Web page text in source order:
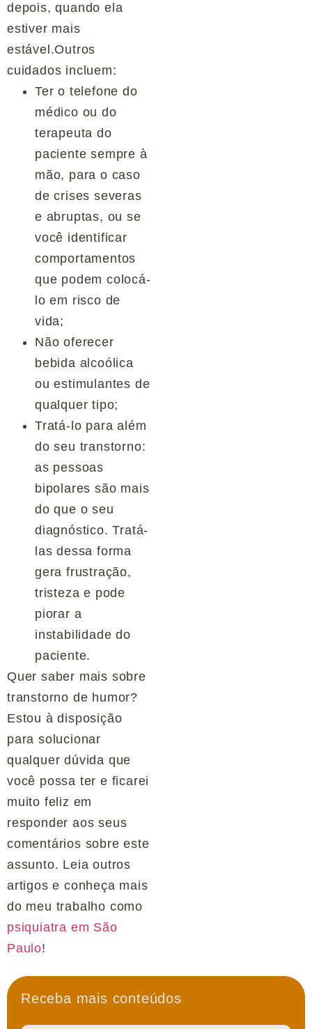
depois, quando ela
estiver mais
estável.Outros
cuidados incluem:
Ter o telefone do
médico ou do
terapeuta do
paciente sempre à
mão, para o caso
de crises severas
e abruptas, ou se
você identificar
comportamentos
que podem colocá-
lo em risco de
vida;
Não oferecer
bebida alcoólica
ou estimulantes de
qualquer tipo;
Tratá-lo para além
do seu transtorno:
as pessoas
bipolares são mais
do que o seu
diagnóstico. Tratá-
las dessa forma
gera frustração,
tristeza e pode
piorar a
instabilidade do
paciente.
Quer saber mais sobre
transtorno de humor?
Estou à disposição
para solucionar
qualquer dúvida que
você possa ter e ficarei
muito feliz em
responder aos seus
comentários sobre este
assunto. Leia outros
artigos e conheça mais
do meu trabalho como
psiquiatra em São
Paulo!
Receba mais conteúdos